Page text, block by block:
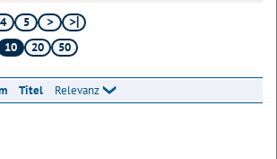
4
5
10 20 50
Titel Relevanz